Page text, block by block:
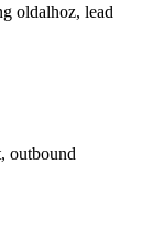
oldalhoz, lead
outbound